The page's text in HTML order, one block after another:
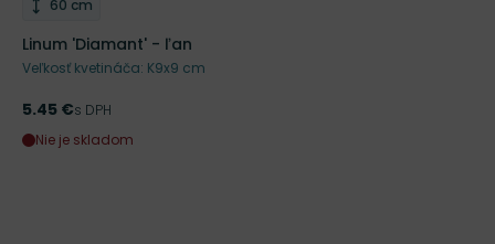
Výška rastliny
60 cm
Linum 'Diamant' - ľan
Veľkosť kvetináča: K9x9 cm
Cena
5.45 €s DPH
Nie je skladom